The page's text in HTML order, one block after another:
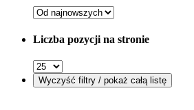
Liczba pozycji na stronie